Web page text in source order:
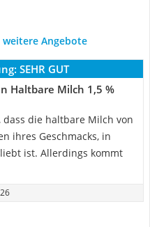
Angebote
SEHR GUT
Haltbare Milch 1,5 %
die haltbare Milch von
ihres Geschmacks, in
ist. Allerdings kommt